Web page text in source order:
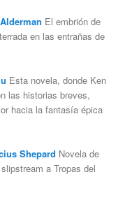
El embrión de
en las entrañas de
Esta novela, donde Ken
las historias breves,
hacia la fantasía épica
Shepard Novela de
a Tropas del